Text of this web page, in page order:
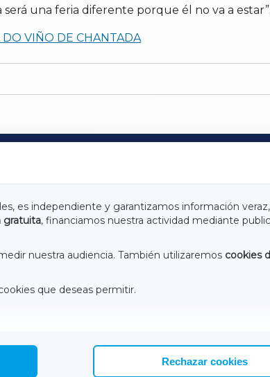
una feria diferente porque él no va a estar”.
VIÑO DE CHANTADA
es independiente y garantizamos información
gratuita, financiamos nuestra actividad mediante
nuestra audiencia. También utilizaremos cookies
que deseas permitir.
Rechazar cookies
TERRACHAXA
ACORUÑAXA
HEMEROTECA